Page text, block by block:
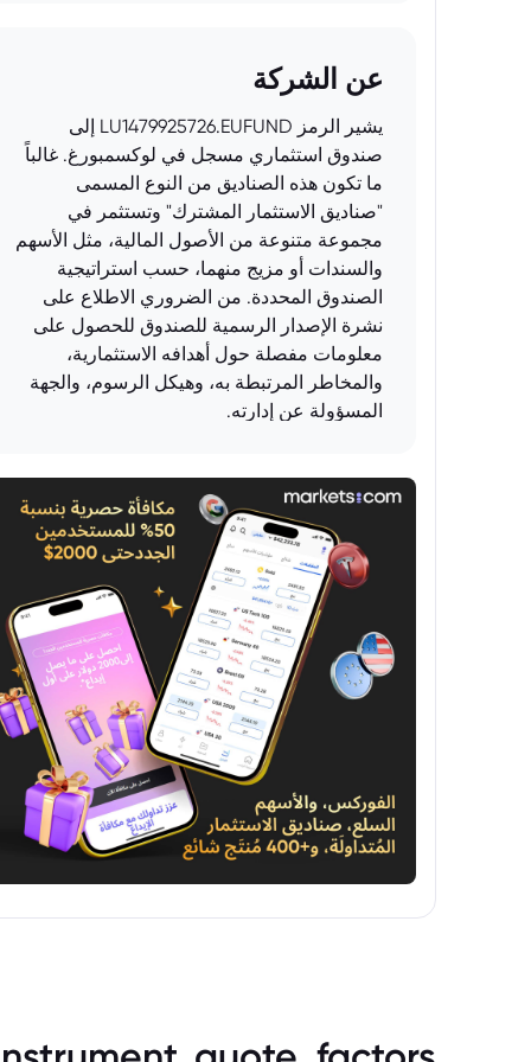
عن الشركة
يشير الرمز LU1479925726.EUFUND إلى
صندوق استثماري مسجل في لوكسمبورغ. غالباً
ما تكون هذه الصناديق من النوع المسمى
"صناديق الاستثمار المشترك" وتستثمر في
مجموعة متنوعة من الأصول المالية، مثل الأسهم
والسندات أو مزيج منهما، حسب استراتيجية
الصندوق المحددة. من الضروري الاطلاع على
نشرة الإصدار الرسمية للصندوق للحصول على
معلومات مفصلة حول أهدافه الاستثمارية،
والمخاطر المرتبطة به، وهيكل الرسوم، والجهة
المسؤولة عن إدارته.